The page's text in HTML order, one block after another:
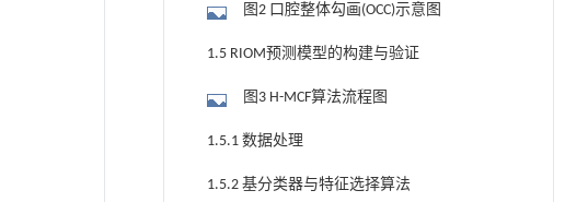
图2 口腔整体勾画(OCC)示意图
1.5 RIOM预测模型的构建与验证
图3 H-MCF算法流程图
1.5.1 数据处理
1.5.2 基分类器与特征选择算法